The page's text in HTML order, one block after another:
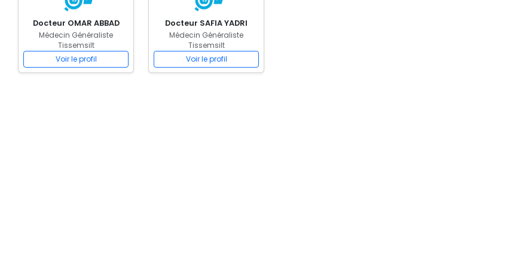
Docteur OMAR ABBAD
Médecin Généraliste
Tissemsilt
Voir le profil
Docteur SAFIA YADRI
Médecin Généraliste
Tissemsilt
Voir le profil